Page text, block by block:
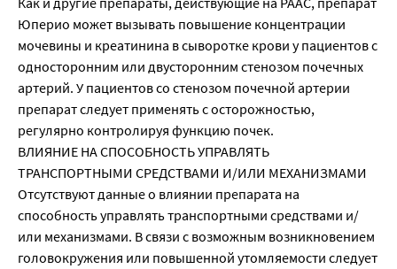
Юперио может вызывать повышение концентрации
мочевины и креатинина в сыворотке крови у пациентов с
односторонним или двусторонним стенозом почечных
артерий. У пациентов со стенозом почечной артерии
препарат следует применять с осторожностью,
регулярно контролируя функцию почек.
ВЛИЯНИЕ НА СПОСОБНОСТЬ УПРАВЛЯТЬ
ТРАНСПОРТНЫМИ СРЕДСТВАМИ И/ИЛИ МЕХАНИЗМАМИ
Отсутствуют данные о влиянии препарата на
способность управлять транспортными средствами и/
или механизмами. В связи с возможным возникновением
головокружения или повышенной утомляемости следует